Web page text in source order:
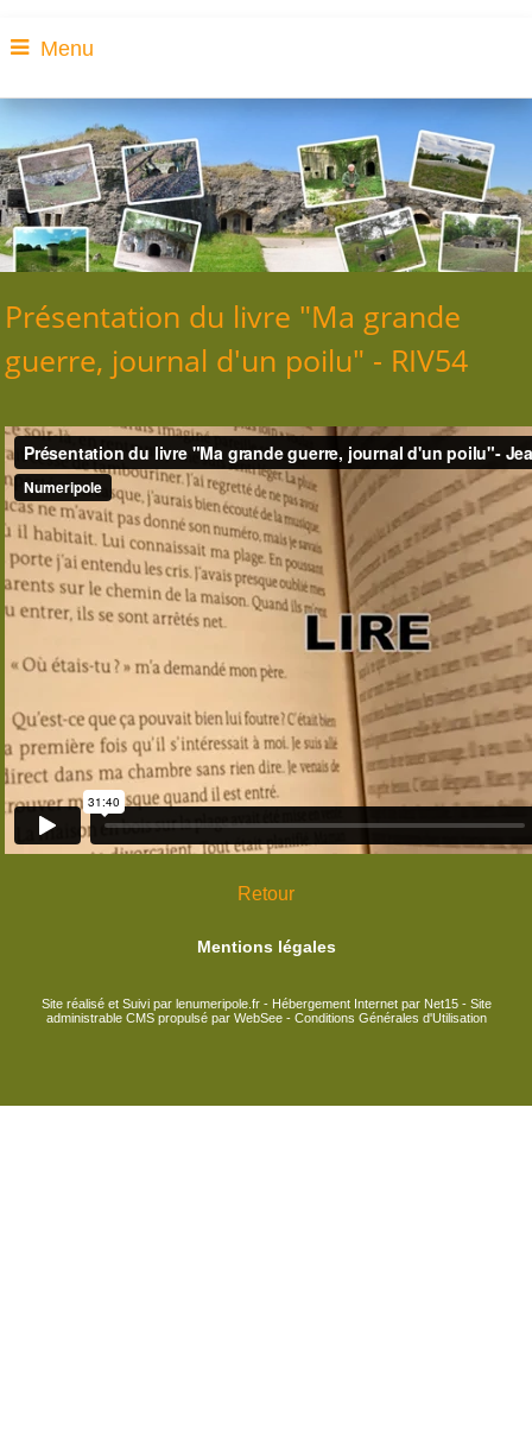
Menu
Présentation du livre "Ma grande
guerre, journal d'un poilu" - RIV54
Retour
Mentions légales
Site réalisé et Suivi par lenumeripole.fr- Hébergement Internet par Net15- Site
administrable CMS propulsé par WebSee- Conditions Générales d'Utilisation